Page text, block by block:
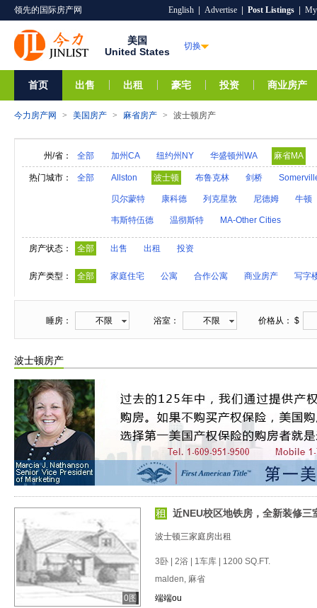
领先的国际房产网 English Advertise Post Listings
美国
United States
切换
首页 出售 出租 豪宅 投资 商业房产
今力房产网 > 美国房产 > 麻省房产 > 波士顿房产
州/省： 全部 加州CA 纽约州NY 华盛顿州WA 麻省MA
阿拉巴马AL 夏威夷HI 爱达荷ID 阿拉斯加AK
亚利桑那AZ 阿肯色AR 密歇根MI 明尼苏达
内华达NV 新汉普郡NH 科罗拉多CO
奥克拉荷马OK 俄勒冈州OR 特拉华DE 罗
热门城市： 全部 Allston 波士顿 布鲁克林 剑桥
贝尔蒙特 康科德 列克星敦 尼德姆 牛顿
韦斯特伍德 温彻斯特 MA-Other Cities
房产状态： 全部 出售 出租 投资
房产类型： 全部 家庭住宅 公寓 合作公寓 商业房产 写字
睡房： 不限 浴室： 不限 价格从： $
波士顿房产
0图
近NEU校区地铁房，全新装修三
波士顿三家庭房出租
3卧 | 2浴 | 1车库 | 1200 SQ.FT.
malden, 麻省
端端ou